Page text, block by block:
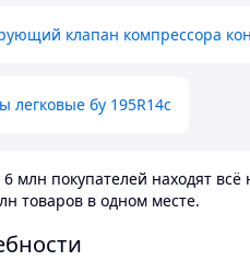
клапан компрессора
легковые бу 195R14c
покупателей находят
товаров в одном месте.